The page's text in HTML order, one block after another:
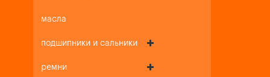
масла
подшипники и сальники
ремни